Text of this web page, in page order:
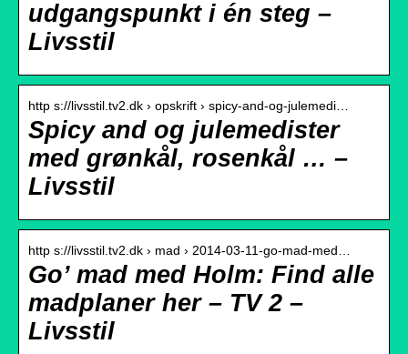
udgangspunkt i én steg –
Livsstil
http s://livsstil.tv2.dk › opskrift › spicy-and-og-julemedi…
Spicy and og julemedister
med grønkål, rosenkål … –
Livsstil
http s://livsstil.tv2.dk › mad › 2014-03-11-go-mad-med…
Go’ mad med Holm: Find alle
madplaner her – TV 2 –
Livsstil